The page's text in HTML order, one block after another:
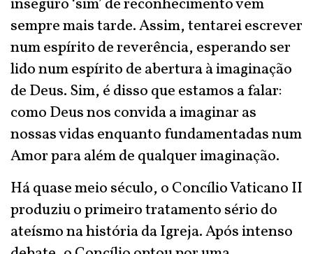
inseguro ‘sim’ de reconhecimento vem
sempre mais tarde. Assim, tentarei escrever
num espírito de reverência, esperando ser
lido num espírito de abertura à imaginação
de Deus. Sim, é disso que estamos a falar:
como Deus nos convida a imaginar as
nossas vidas enquanto fundamentadas num
Amor para além de qualquer imaginação.
Há quase meio século, o Concílio Vaticano II
produziu o primeiro tratamento sério do
ateísmo na história da Igreja. Após intenso